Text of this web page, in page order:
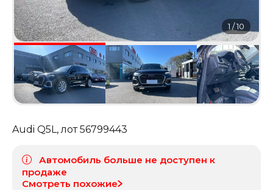
1 /10
Audi Q5L , лот56799443
Автомобиль больше не доступен к
продаже
Смотреть похожие